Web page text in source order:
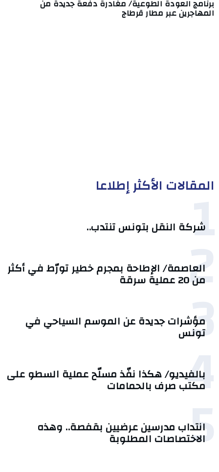
برنامج العودة الطوعية/ مغادرة دفعة جديدة من
المهاجرين عبر مطار قرطاج
المقالات الأكثر إطلاعا
1
شركة النقل بتونس تنتدب..
2
العاصمة/ الإطاحة بمجرم خطير تورّط في أكثر
من 20 عملية سرقة
3
مؤشرات جديدة عن الموسم السياحي في
تونس
4
بالفيديو/ هكذا نفّذ مسلّح عملية السطو على
مكتب صرف بالحمامات
5
انتداب مدرسين عرضيين بقفصة.. وهذه
الاختصاصات المطلوبة